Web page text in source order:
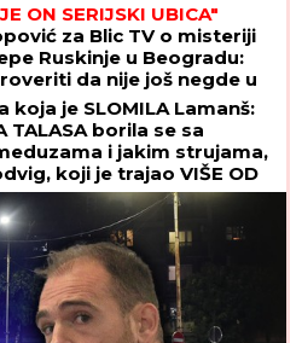
ON SERIJSKI UBICA"
za Blic TV o misteriji
Ruskinje u Beogradu:
da nije još negde u
neko ZLO"
koja je SLOMILA Lamanš:
TALASA borila se sa
i jakim strujama,
koji je trajao VIŠE OD
je u istoriju